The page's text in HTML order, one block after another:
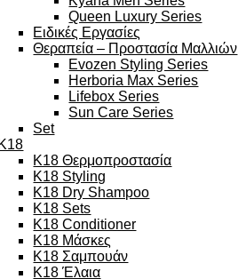
Queen Luxury Series
Ειδικές Εργασίες
Θεραπεία – Προστασία Μαλλιών
Evozen Styling Series
Herboria Max Series
Lifebox Series
Sun Care Series
Set
K18
K18 Θερμοπροστασία
K18 Styling
K18 Dry Shampoo
K18 Sets
K18 Conditioner
K18 Μάσκες
K18 Σαμπουάν
K18 Έλαια